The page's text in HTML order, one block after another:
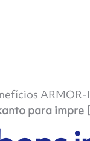
para impre